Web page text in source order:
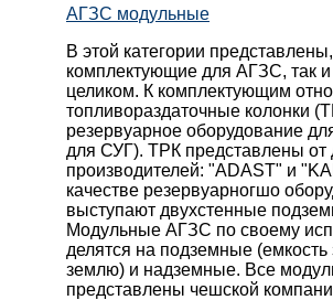
АГЗС модульные
В этой категории
комплектующие для АГЗС, так
целиком. К комплектующим
топливораздаточные колонки
резервуарное оборудование
для СУГ). ТРК представлены от
производителей: "ADAST" и
качестве резервуарногшо
выступают двухстенные
Модульные АГЗС по своему
делятся на подземные (емкость
землю) и надземные. Все
представлены чешской